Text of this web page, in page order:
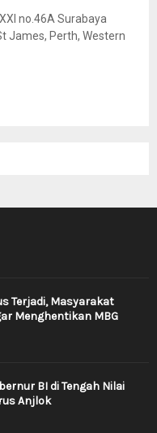
no.46A Surabaya
James, Perth, Western
Terjadi, Masyarakat
Menghentikan MBG
BI di Tengah Nilai
Anjlok